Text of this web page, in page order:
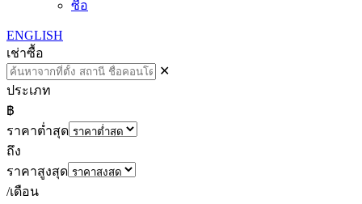
ซื้อ
ENGLISH
เช่าซื้อ
✕
ประเภท
฿
ราคาต่ำสุด
ถึง
ราคาสูงสุด
/เดือน